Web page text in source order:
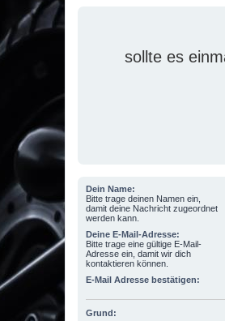
sollte es
Dein Name:
Bitte trage deinen Namen ein,
damit deine Nachricht zugeordnet
werden kann.
Deine E-Mail-Adresse:
Bitte trage eine gültige E-Mail-
Adresse ein, damit wir dich
kontaktieren können.
E-Mail Adresse bestätigen:
Grund: